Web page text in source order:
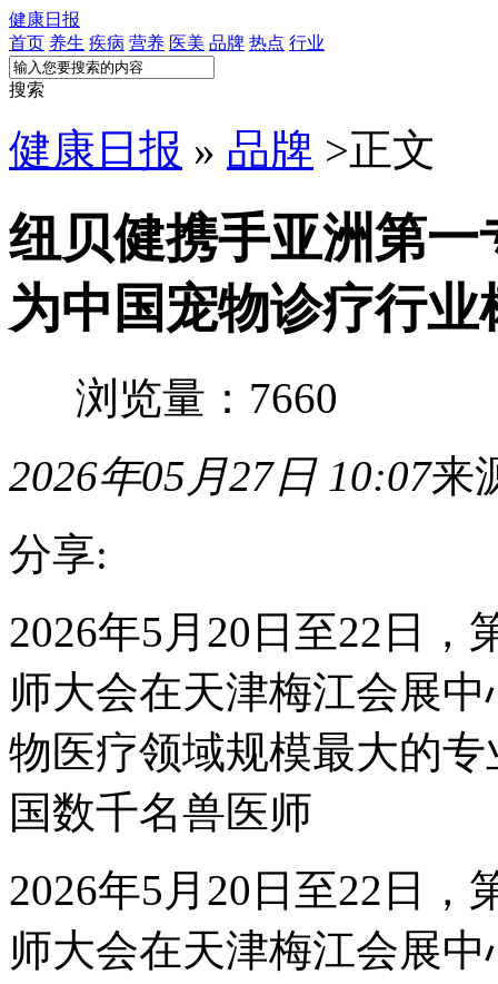
健康日报
首页 养生 疾病 营养 医美 品牌 热点 行业
搜索
健康日报 » 品牌 >正文
纽贝健携手亚洲第
为中国宠物诊疗行业
浏览量：7660
2026年05月27日 10:07来
分享:
2026年5月20日至22日
师大会在天津梅江会展
物医疗领域规模最大的
国数千名兽医师
2026年5月20日至22日
师大会在天津梅江会展